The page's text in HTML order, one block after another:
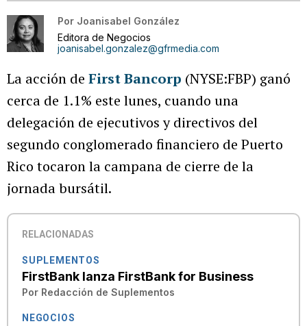
Por Joanisabel González
Editora de Negocios
joanisabel.gonzalez@gfrmedia.com
La acción de First Bancorp (NYSE:FBP) ganó
cerca de 1.1% este lunes, cuando una
delegación de ejecutivos y directivos del
segundo conglomerado financiero de Puerto
Rico tocaron la campana de cierre de la
jornada bursátil.
RELACIONADAS
SUPLEMENTOS
FirstBank lanza FirstBank for Business
Por Redacción de Suplementos
NEGOCIOS